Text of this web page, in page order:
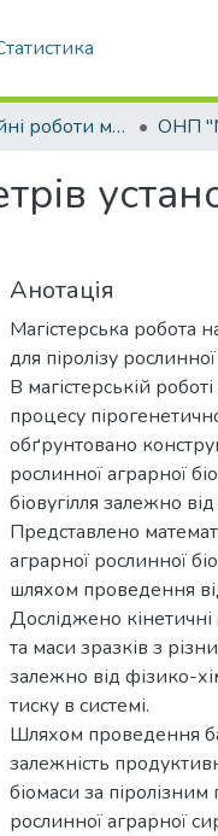
Кваліфікаційні роботи магістрів
Анотація
Магістерська робота
для піролізу
В магістерській
процесу
обґрунтовано
рослинної аграрної
біовугілля залежно
Представлено
аграрної рослинної
шляхом проведення
Досліджено
та маси зразків з
залежно від фізико-
тиску в системі.
Шляхом проведення
залежність
біомаси за
рослинної аграрної